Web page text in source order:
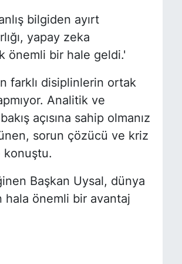
bilgiden ayırt
yapay zeka
önemli bir hale geldi.'
farklı disiplinlerin ortak
Analitik ve
açısına sahip olmanız
sorun çözücü ve kriz
Başkan Uysal, dünya
önemli bir avantaj